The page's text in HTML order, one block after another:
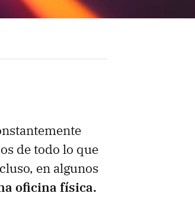
de todo lo que
en algunos
oficina física.